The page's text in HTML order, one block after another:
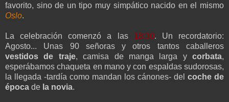
favorito, sino de un tipo muy simpático nacido en el mismo
Oslo.
La celebración comenzó a las 18:30. Un recordatorio:
Agosto... Unas 90 señoras y otros tantos caballeros
vestidos de traje, camisa de manga larga y corbata,
esperábamos chaqueta en mano y con espaldas sudorosas,
la llegada -tardía como mandan los cánones- del coche de
época de la novia.